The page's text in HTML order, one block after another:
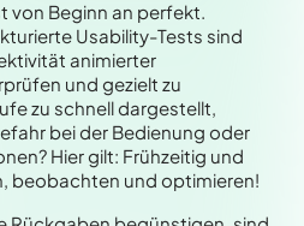
von Beginn an perfekt.
Usability-Tests sind
animierter
und gezielt zu
zu schnell dargestellt,
bei der Bedienung oder
Hier gilt: Frühzeitig und
beobachten und optimieren!